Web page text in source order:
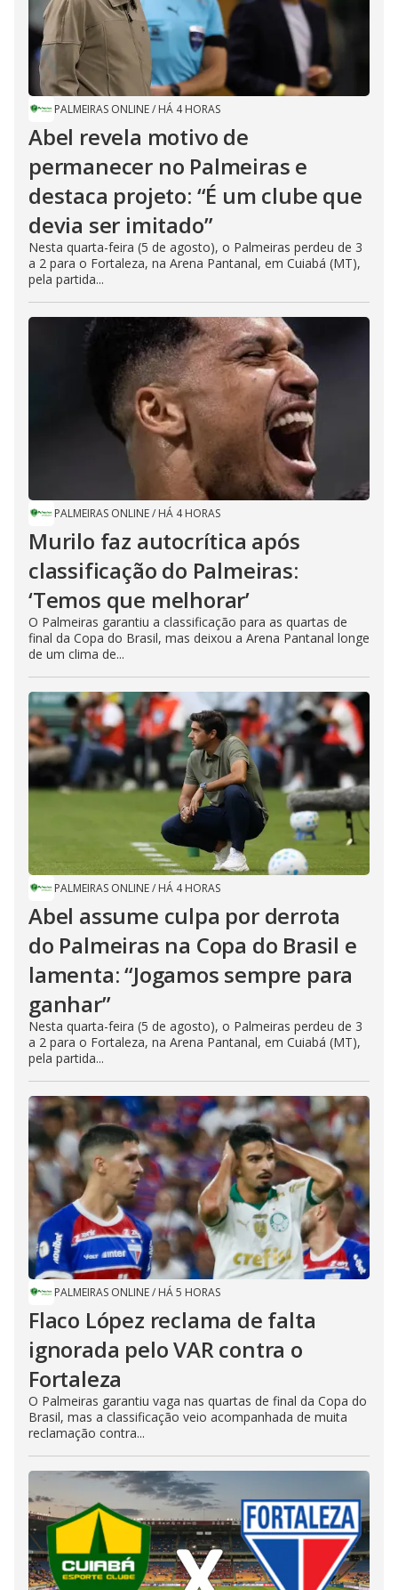
PALMEIRAS ONLINE/ HÁ 4 HORAS
Abel revela motivo de
permanecer no Palmeiras e
destaca projeto: “É um clube que
devia ser imitado”
Nesta quarta-feira (5 de agosto), o Palmeiras perdeu de 3
a 2 para o Fortaleza, na Arena Pantanal, em Cuiabá (MT),
pela partida...
PALMEIRAS ONLINE/ HÁ 4 HORAS
Murilo faz autocrítica após
classificação do Palmeiras:
‘Temos que melhorar’
O Palmeiras garantiu a classificação para as quartas de
final da Copa do Brasil, mas deixou a Arena Pantanal longe
de um clima de...
PALMEIRAS ONLINE/ HÁ 4 HORAS
Abel assume culpa por derrota
do Palmeiras na Copa do Brasil e
lamenta: “Jogamos sempre para
ganhar”
Nesta quarta-feira (5 de agosto), o Palmeiras perdeu de 3
a 2 para o Fortaleza, na Arena Pantanal, em Cuiabá (MT),
pela partida...
PALMEIRAS ONLINE/ HÁ 5 HORAS
Flaco López reclama de falta
ignorada pelo VAR contra o
Fortaleza
O Palmeiras garantiu vaga nas quartas de final da Copa do
Brasil, mas a classificação veio acompanhada de muita
reclamação contra...